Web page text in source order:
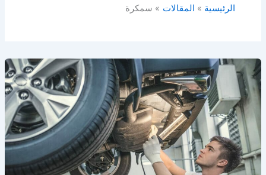
الرئيسية المقالات سمكرة
افضل
ورشة
ميكانيكا
بالدمام